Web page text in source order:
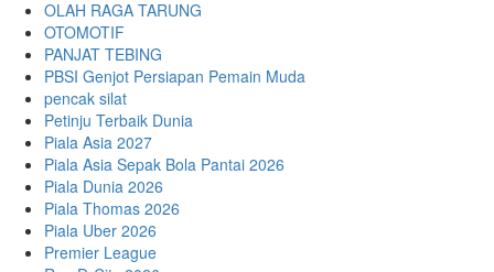
OLAH RAGA TARUNG
OTOMOTIF
PANJAT TEBING
PBSI Genjot Persiapan Pemain Muda
pencak silat
Petinju Terbaik Dunia
Piala Asia 2027
Piala Asia Sepak Bola Pantai 2026
Piala Dunia 2026
Piala Thomas 2026
Piala Uber 2026
Premier League